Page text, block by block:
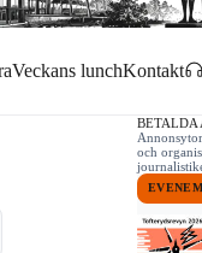
Veckans lunchKontakt
BETALDA
och